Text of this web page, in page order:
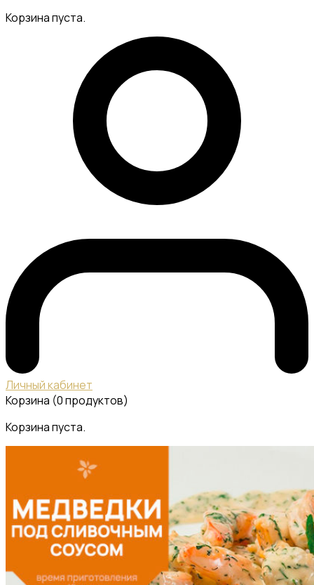
Корзина пуста.
Личный кабинет
Корзина (0 продуктов)
Корзина пуста.